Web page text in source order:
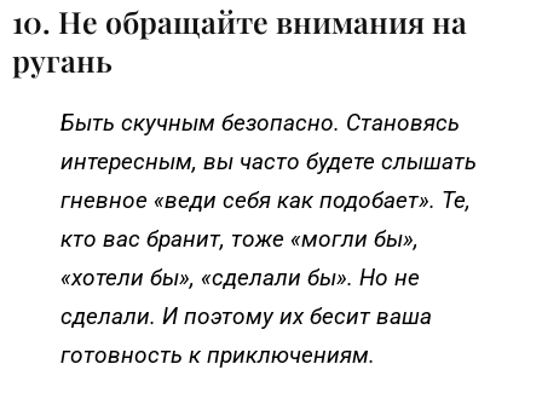
10. Не обращайте внимания на
ругань
Быть скучным безопасно. Становясь
интересным, вы часто будете слышать
гневное «веди себя как подобает». Те,
кто вас бранит, тоже «могли бы»,
«хотели бы», «сделали бы». Но не
сделали. И поэтому их бесит ваша
готовность к приключениям.